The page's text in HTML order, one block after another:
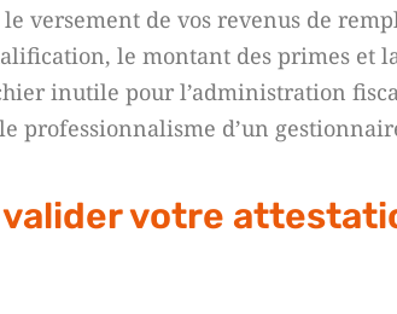
versement de vos revenus de
le montant des primes et
inutile pour l’administration
professionnalisme d’un
votre